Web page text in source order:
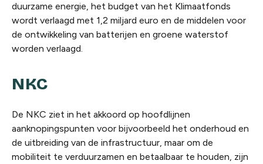
duurzame energie, het budget van het Klimaatfonds
wordt verlaagd met 1,2 miljard euro en de middelen voor
de ontwikkeling van batterijen en groene waterstof
worden verlaagd.
NKC
De NKC ziet in het akkoord op hoofdlijnen
aanknopingspunten voor bijvoorbeeld het onderhoud en
de uitbreiding van de infrastructuur, maar om de
mobiliteit te verduurzamen en betaalbaar te houden, zijn